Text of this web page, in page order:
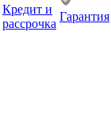
Кредит и
рассрочка
Гарантия